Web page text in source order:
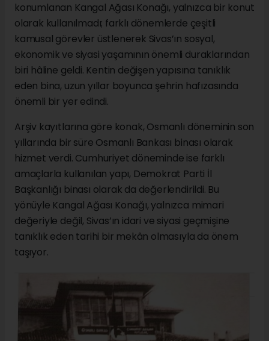
konumlanan Kangal Ağası Konağı, yalnızca bir konut
olarak kullanılmadı; farklı dönemlerde çeşitli
kamusal görevler üstlenerek Sivas’ın sosyal,
ekonomik ve siyasi yaşamının önemli duraklarından
biri hâline geldi. Kentin değişen yapısına tanıklık
eden bina, uzun yıllar boyunca şehrin hafızasında
önemli bir yer edindi.
Arşiv kayıtlarına göre konak, Osmanlı döneminin son
yıllarında bir süre Osmanlı Bankası binası olarak
hizmet verdi. Cumhuriyet döneminde ise farklı
amaçlarla kullanılan yapı, Demokrat Parti İl
Başkanlığı binası olarak da değerlendirildi. Bu
yönüyle Kangal Ağası Konağı, yalnızca mimari
değeriyle değil, Sivas’ın idari ve siyasi geçmişine
tanıklık eden tarihi bir mekân olmasıyla da önem
taşıyor.